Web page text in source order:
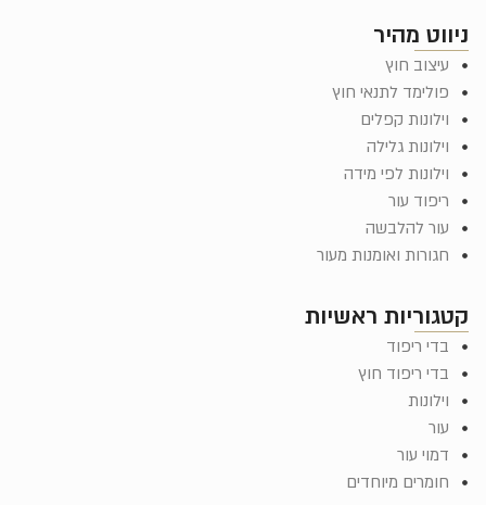
קטגוריות ראשיות
בדי ריפוד
בדי ריפוד חוץ
וילונות
עור
דמוי עור
חומרים מיוחדים
ניווט מהיר
עיצוב חוץ
פולימד לתנאי חוץ
וילונות קפלים
וילונות גלילה
וילונות לפי מידה
ריפוד עור
עור להלבשה
חגורות ואומנות מעור